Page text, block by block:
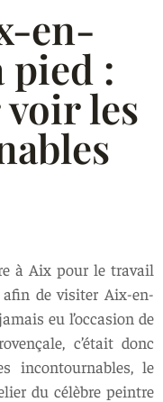
en-
pied :
les
à Aix pour le travail
afin de visiter Aix-en-
eu l’occasion de
c’était donc
incontournables, le
du célèbre peintre